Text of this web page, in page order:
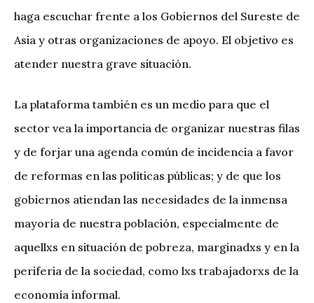
haga escuchar frente a los Gobiernos del Sureste de
Asia y otras organizaciones de apoyo. El objetivo es
atender nuestra grave situación.
La plataforma también es un medio para que el
sector vea la importancia de organizar nuestras filas
y de forjar una agenda común de incidencia a favor
de reformas en las políticas públicas; y de que los
gobiernos atiendan las necesidades de la inmensa
mayoría de nuestra población, especialmente de
aquellxs en situación de pobreza, marginadxs y en la
periferia de la sociedad, como lxs trabajadorxs de la
economía informal.